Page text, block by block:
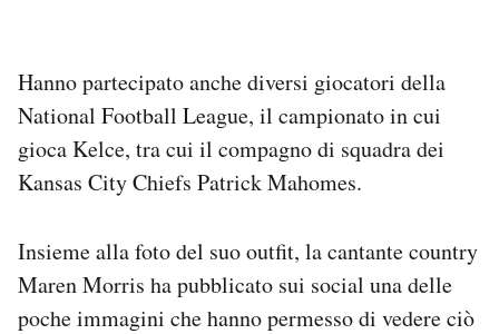
Hanno partecipato anche diversi giocatori della
National Football League, il campionato in cui
gioca Kelce, tra cui il compagno di squadra dei
Kansas City Chiefs Patrick Mahomes.
Insieme alla foto del suo outfit, la cantante country
Maren Morris ha pubblicato sui social una delle
poche immagini che hanno permesso di vedere ciò